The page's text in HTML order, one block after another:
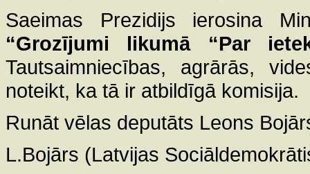
Saeimas Prezidijs ierosina
“Grozījumi likumā “Par
Tautsaimniecības, agrārās,
noteikt, ka tā ir atbildīgā komisija.
Runāt vēlas deputāts Leons
L.Bojārs (Latvijas